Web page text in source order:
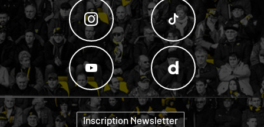
Inscription Newsletter "